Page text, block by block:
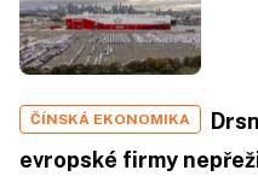
ČÍNSKÁ EKONOMIKA
evropské firmy